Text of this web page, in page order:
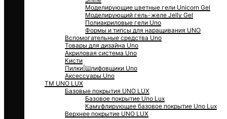
Моделирующие цветные гели Unicorn Gel
Моделирующий гель-желе Jelly Gel
Полиакриловые гели Uno
Формы и типсы для наращивания UNO
Вспомогательные средства Uno
Товары для дизайна Uno
Акриловая система Uno
Кисти
Пилки|Шлифовщики Uno
Аксессуары Uno
ТМ UNO LUX
Базовые покрытия UNO LUX
Базовое покрытие Uno Lux
Камуфлирующее базовое покрытие Uno Lux
Верхнее покрытие UNO LUX